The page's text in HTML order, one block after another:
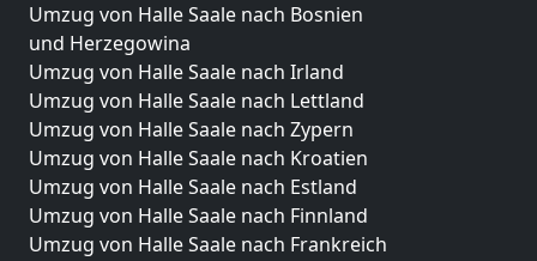
Umzug von Halle Saale nach Bosnien
und Herzegowina
Umzug von Halle Saale nach Irland
Umzug von Halle Saale nach Lettland
Umzug von Halle Saale nach Zypern
Umzug von Halle Saale nach Kroatien
Umzug von Halle Saale nach Estland
Umzug von Halle Saale nach Finnland
Umzug von Halle Saale nach Frankreich